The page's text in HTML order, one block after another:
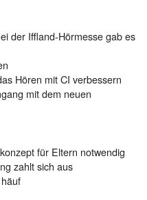
der Iffland-Hörmesse gab es
Hören mit CI verbessern
mit dem neuen
für Eltern notwendig
zahlt sich aus